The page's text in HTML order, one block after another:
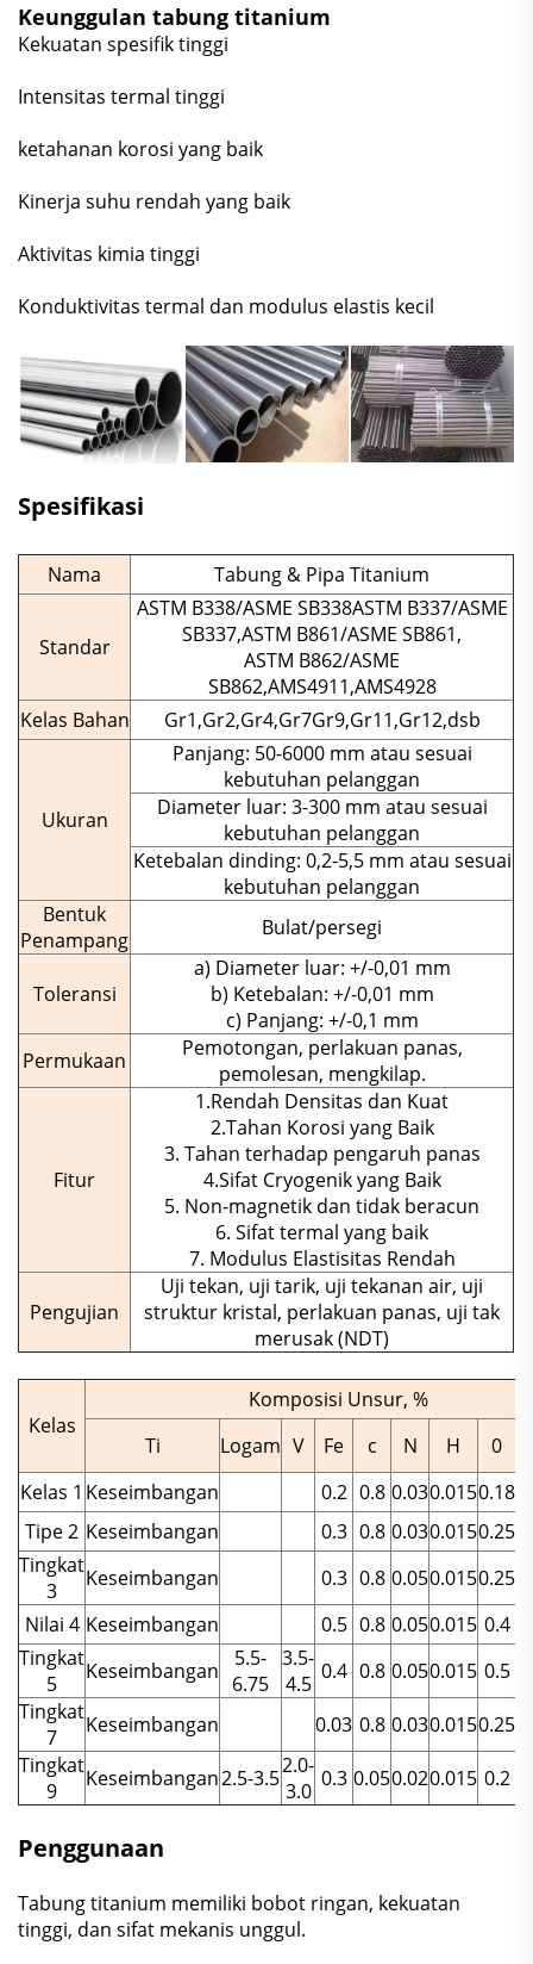
Keunggulan tabung titanium
Kekuatan spesifik tinggi
Intensitas termal tinggi
ketahanan korosi yang baik
Kinerja suhu rendah yang baik
Aktivitas kimia tinggi
Konduktivitas termal dan modulus elastis kecil
Spesifikasi
Nama Tabung & Pipa Titanium
Standar
ASTM B338/ASME SB338ASTM B337/ASME
SB337,ASTM B861/ASME SB861,
ASTM B862/ASME
SB862,AMS4911,AMS4928
Kelas Bahan
Gr1,Gr2,Gr4,Gr7Gr9,Gr11,Gr12,dsb
Ukuran
Panjang: 50-6000 mm atau sesuai
kebutuhan pelanggan
Diameter luar: 3-300 mm atau sesuai
kebutuhan pelanggan
Ketebalan dinding: 0,2-5,5 mm atau sesuai
kebutuhan pelanggan
Bentuk
Penampang
Bulat/persegi
Toleransi
a) Diameter luar: +/-0,01 mm
b) Ketebalan: +/-0,01 mm
c) Panjang: +/-0,1 mm
Permukaan
Pemotongan, perlakuan panas,
pemolesan, mengkilap.
Fitur
1.Rendah Densitas dan Kuat
2.Tahan Korosi yang Baik
3. Tahan terhadap pengaruh panas
4.Sifat Cryogenik yang Baik
5. Non-magnetik dan tidak beracun
6. Sifat termal yang baik
7. Modulus Elastisitas Rendah
Pengujian
Uji tekan, uji tarik, uji tekanan air, uji
struktur kristal, perlakuan panas, uji tak
merusak (NDT)
Kelas
Komposisi Unsur, %
Ti
Logam V Fe c N H 0
Kelas 1 Keseimbangan 0.2 0.8 0.030.0150.18
Tipe 2 Keseimbangan 0.3 0.8 0.030.0150.25
Tingkat
3
Keseimbangan 0.3 0.8 0.050.0150.25
Nilai 4 Keseimbangan 0.5 0.8 0.050.015 0.4
Tingkat
5
Keseimbangan
5.5-
6.75
3.5-
4.5 0.4 0.8 0.050.015 0.5
Tingkat
7
Keseimbangan 0.03 0.8 0.030.0150.25
Tingkat
9
Keseimbangan2.5-3.52.0-
3.0 0.3 0.050.020.015 0.2
Penggunaan
Tabung titanium memiliki bobot ringan, kekuatan
tinggi, dan sifat mekanis unggul.